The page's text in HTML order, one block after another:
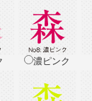
濃ピンク